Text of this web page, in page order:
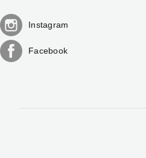
Instagram
Facebook